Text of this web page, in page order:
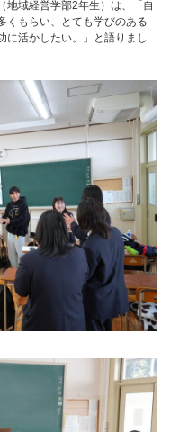
地域経営学部2年生）は、「自
くもらい、とても学びのある
に活かしたい。」と語りまし